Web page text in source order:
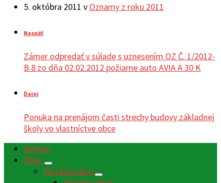
5. októbra 2011 v Oznamy z roku 2011
Naspäť
Zámer odpredať v súlade s uznesením OZ Č. 1/2012-
B.8 zo dňa 02.02.2012 požiarne auto AVIA A 30 K
Ďalej
Ponuka na prenájom časti strechy budovy základnej
školy vo vlastníctve obce
Domov
Obec
História obce